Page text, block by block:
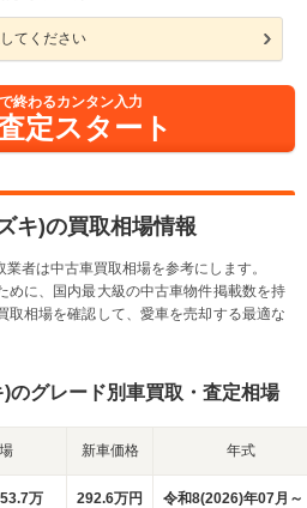
てください
終わるカンタン入力
定スタート
キ)の買取相場情報
者は中古車買取相場を参考にします。
めに、国内最大級の中古車物件掲載数を持
取相場を確認して、愛車を売却する最適な
のグレード別車買取・査定相場
新車価格 年式
万
292.6万円
令和8(2026)年07月～